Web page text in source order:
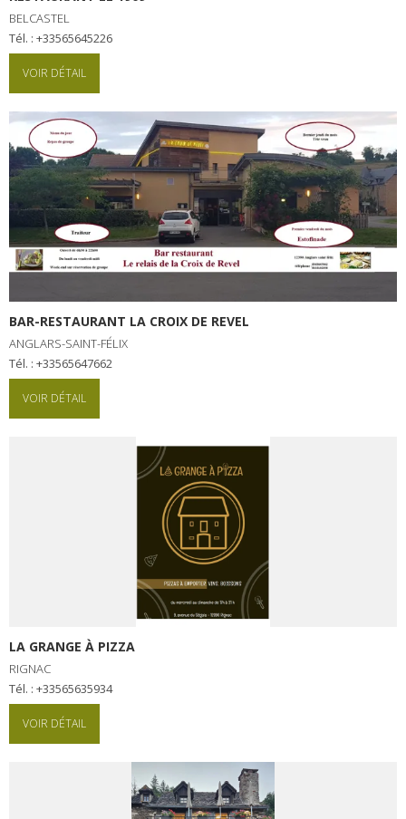
BELCASTEL
Tél. : +33565645226
VOIR DÉTAIL
BAR-RESTAURANT LA CROIX DE REVEL
ANGLARS-SAINT-FÉLIX
Tél. : +33565647662
VOIR DÉTAIL
LA GRANGE À PIZZA
RIGNAC
Tél. : +33565635934
VOIR DÉTAIL